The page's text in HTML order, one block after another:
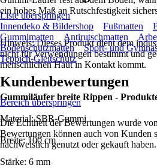
ein hohes Maß an Rutschfestigkeit
Hinweis: Dieses Produkt dient dem
nicht für Verwendungen bestimmt und
menschlichen Haut in Kontakt kommt.
Gummiläufer breite Rippen -
Material: SBR-Gummi
Breite: 100 cm
Stärke: 6 mm
Liste überspringen
Innendeko & Bildershop
Fußmatten
Gummimatten
Antirutschmatten
Bodenschutzmatten
Sport- und
Teppich-Gleitschutz
Kundenbewertungen
Bereich überspringen
Die Echtheit der Bewertungen wurde
Bewertungen können auch von Kunden
nachweislich genutzt oder gekauft haben.